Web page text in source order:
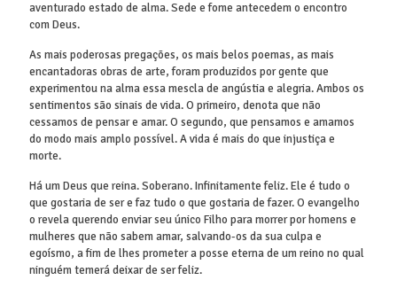
aventurado estado de alma. Sede e fome antecedem o encontro
com Deus.
As mais poderosas pregações, os mais belos poemas, as mais
encantadoras obras de arte, foram produzidos por gente que
experimentou na alma essa mescla de angústia e alegria. Ambos os
sentimentos são sinais de vida. O primeiro, denota que não
cessamos de pensar e amar. O segundo, que pensamos e amamos
do modo mais amplo possível. A vida é mais do que injustiça e
morte.
Há um Deus que reina. Soberano. Infinitamente feliz. Ele é tudo o
que gostaria de ser e faz tudo o que gostaria de fazer. O evangelho
o revela querendo enviar seu único Filho para morrer por homens e
mulheres que não sabem amar, salvando-os da sua culpa e
egoísmo, a fim de lhes prometer a posse eterna de um reino no qual
ninguém temerá deixar de ser feliz.